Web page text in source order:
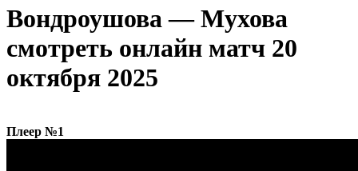
Вондроушова — Мухова
cмотреть онлайн матч 20
октября 2025
Плеер №1